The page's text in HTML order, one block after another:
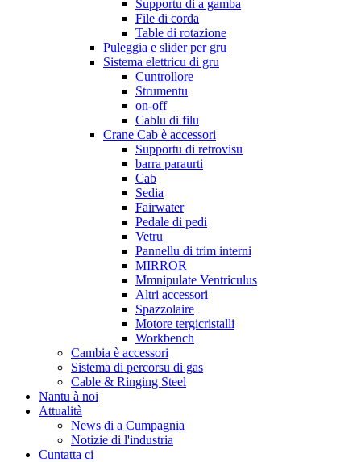
Supportu di a gamba
File di corda
Table di rotazione
Puleggia e slider per gru
Sistema elettricu di gru
Cuntrollore
Strumentu
on-off
Cablu di filu
Crane Cab è accessori
Supportu di retrovisu
barra paraurti
Cab
Sedia
Fairwater
Pedale di pedi
Vetru
Pannellu di trim interni
MIRROR
Mmnipulate Ventriculus
Altri accessori
Spazzolaire
Motore tergicristalli
Workbench
Cambia è accessori
Sistema di percorsu di gas
Cable & Ringing Steel
Nantu à noi
Attualità
News di a Cumpagnia
Notizie di l'industria
Cuntatta ci